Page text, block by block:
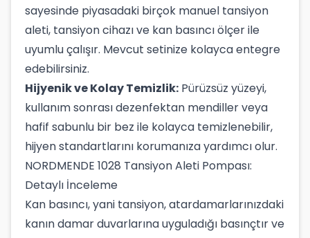
sayesinde piyasadaki birçok manuel tansiyon
aleti, tansiyon cihazı ve kan basıncı ölçer ile
uyumlu çalışır. Mevcut setinize kolayca entegre
edebilirsiniz.
Hijyenik ve Kolay Temizlik: Pürüzsüz yüzeyi,
kullanım sonrası dezenfektan mendiller veya
hafif sabunlu bir bez ile kolayca temizlenebilir,
hijyen standartlarını korumanıza yardımcı olur.
NORDMENDE 1028 Tansiyon Aleti Pompası:
Detaylı İnceleme
Kan basıncı, yani tansiyon, atardamarlarınızdaki
kanın damar duvarlarına uyguladığı basınçtır ve